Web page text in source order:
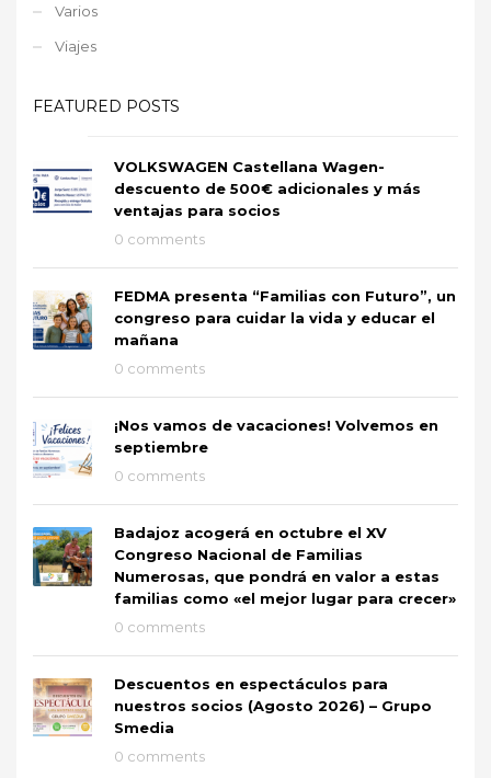
Varios
Viajes
FEATURED POSTS
VOLKSWAGEN Castellana Wagen-
descuento de 500€ adicionales y más
ventajas para socios
0 comments
FEDMA presenta “Familias con Futuro”, un
congreso para cuidar la vida y educar el
mañana
0 comments
¡Nos vamos de vacaciones! Volvemos en
septiembre
0 comments
Badajoz acogerá en octubre el XV
Congreso Nacional de Familias
Numerosas, que pondrá en valor a estas
familias como «el mejor lugar para crecer»
0 comments
Descuentos en espectáculos para
nuestros socios (Agosto 2026) – Grupo
Smedia
0 comments